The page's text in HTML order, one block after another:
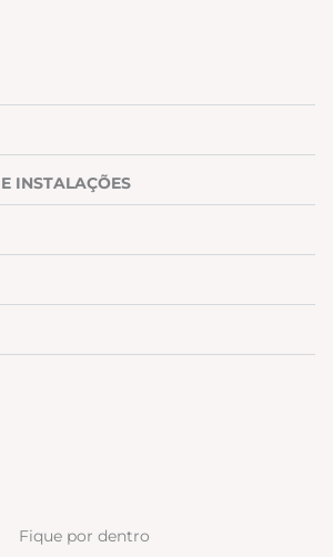
INSTALAÇÕES
Fique por dentro